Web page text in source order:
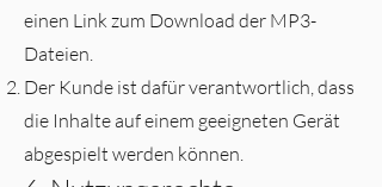
einen Link zum Download der MP3-
Dateien.
Der Kunde ist dafür verantwortlich, dass
die Inhalte auf einem geeigneten Gerät
abgespielt werden können.